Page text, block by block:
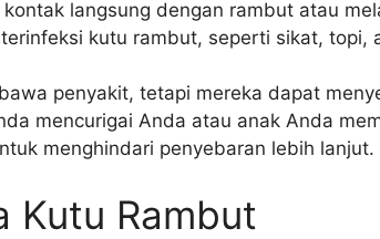
langsung dengan rambut atau
kutu rambut, seperti sikat, topi,
penyakit, tetapi mereka dapat
mencurigai Anda atau anak Anda
menghindari penyebaran lebih lanjut.
Kutu Rambut